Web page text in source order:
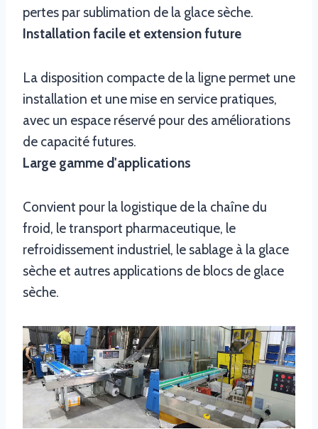
pertes par sublimation de la glace sèche.
Installation facile et extension future
La disposition compacte de la ligne permet une
installation et une mise en service pratiques,
avec un espace réservé pour des améliorations
de capacité futures.
Large gamme d'applications
Convient pour la logistique de la chaîne du
froid, le transport pharmaceutique, le
refroidissement industriel, le sablage à la glace
sèche et autres applications de blocs de glace
sèche.